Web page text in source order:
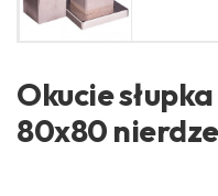
Okucie
80x80